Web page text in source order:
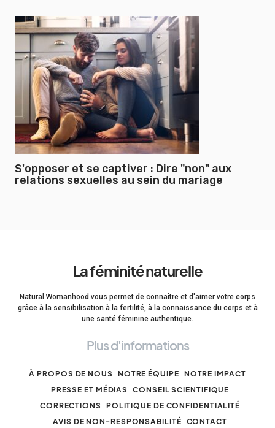
S'opposer et se captiver : Dire "non" aux
relations sexuelles au sein du mariage
La féminité naturelle
Natural Womanhood vous permet de connaître et d'aimer votre corps
grâce à la sensibilisation à la fertilité, à la connaissance du corps et à
une santé féminine authentique.
Plus d'informations
À PROPOS DE NOUS NOTRE ÉQUIPE NOTRE IMPACT
PRESSE ET MÉDIAS
CONSEIL SCIENTIFIQUE
CORRECTIONS POLITIQUE DE CONFIDENTIALITÉ
AVIS DE NON-RESPONSABILITÉ CONTACT